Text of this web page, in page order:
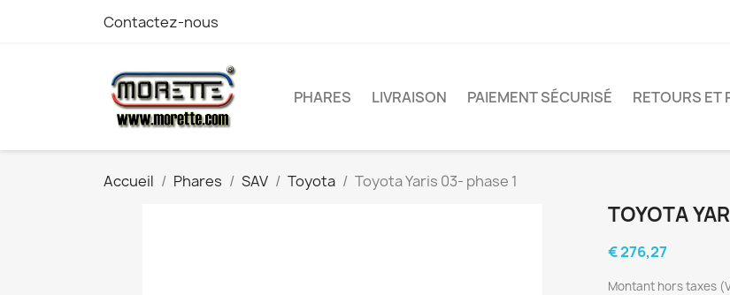
Contactez-nous
PHARES LIVRAISON PAIEMENT SÉCURISÉ RETOURS ET
Accueil Phares SAV Toyota Toyota Yaris 03- phase 1
TOYOTA
€ 276,27
Montant hors taxes